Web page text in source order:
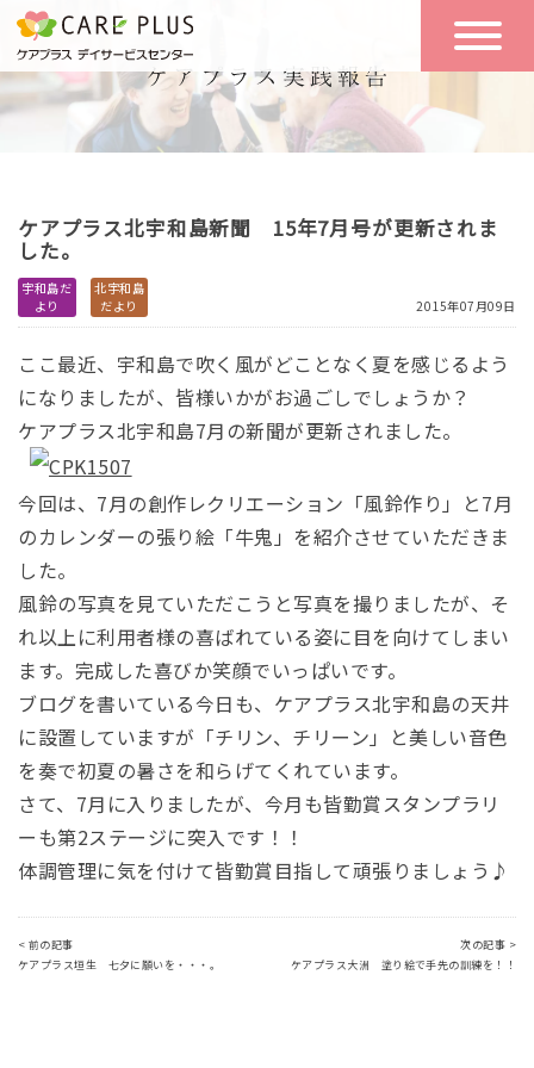
こんな方に
おすすめ
一日の流れ
一日体験
空き状況
実践報告
リクルート
お問い合わせ
体験希望
ケアプラス北宇和島新聞 15年7月号が更新されま
した。
宇和島だ
より
北宇和島
だより
2015年07月09日
ここ最近、宇和島で吹く風がどことなく夏を感じるよう
になりましたが、皆様いかがお過ごしでしょうか？
ケアプラス北宇和島7月の新聞が更新されました。
今回は、7月の創作レクリエーション「風鈴作り」と7月
のカレンダーの張り絵「牛鬼」を紹介させていただきま
した。
風鈴の写真を見ていただこうと写真を撮りましたが、そ
れ以上に利用者様の喜ばれている姿に目を向けてしまい
ます。完成した喜びか笑顔でいっぱいです。
ブログを書いている今日も、ケアプラス北宇和島の天井
に設置していますが「チリン、チリーン」と美しい音色
を奏で初夏の暑さを和らげてくれています。
さて、7月に入りましたが、今月も皆勤賞スタンプラリ
ーも第2ステージに突入です！！
体調管理に気を付けて皆勤賞目指して頑張りましょう♪
< 前の記事
ケアプラス垣生 七夕に願いを・・・。
次の記事 >
ケアプラス大洲 塗り絵で手先の訓練を！！